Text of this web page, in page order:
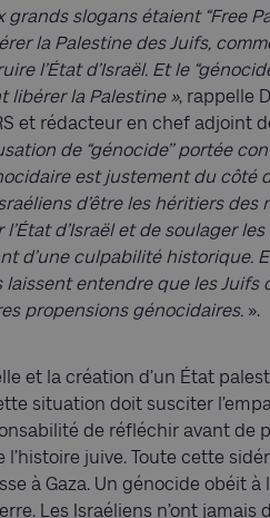
grands slogans étaient “Free
la Palestine des Juifs,
l’État d’Israël. Et le
libérer la Palestine », rappelle
et rédacteur en chef adjoint
de “génocide’’ portée
est justement du côté
d’être les héritiers des
d’Israël et de soulager
d’une culpabilité historique.
entendre que les Juifs
propensions génocidaires. ».
et la création d’un État
situation doit susciter
de réfléchir avant de
juive. Toute cette
à Gaza. Un génocide obéit à
Les Israéliens n’ont jamais